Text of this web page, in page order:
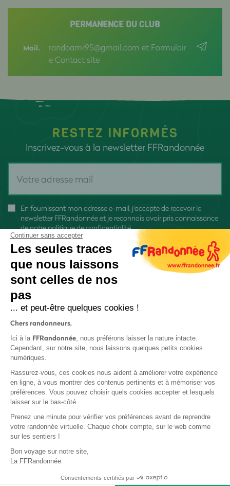
PERMANENCE DU CLUB
Mail.
randoamr95@gmail.com et Formulair
e Contact site
RESTEZ INFORMÉS
Inscrivez-vous à la newsletter FFRandonnée
En fournissant mon adresse e-mail, j'accepte de recevoir la
newsletter FFRandonnée et je reconnais avoir pris connaissance
denotre politique de confidentialité
Protection des données
Politique de confidentialité
Base documentaire
Continuer sans accepter
Les seules traces
que nous laissons
sont celles de nos
pas
... et peut-être quelques cookies !
Chers randonneurs,
Ici à la FFRandonnée, nous préférons laisser la nature intacte.
Cependant, sur notre site, nous laissons quelques petits cookies
numériques.
Rassurez-vous, ces cookies nous aident à améliorer votre expérience
en ligne, à vous montrer des contenus pertinents et à mémoriser vos
préférences. Vous pouvez choisir quels cookies accepter et lesquels
laisser sur le bas-côté.
Prenez une minute pour vérifier vos préférences avant de reprendre
votre randonnée virtuelle. Chaque choix compte, sur le web comme
sur les sentiers !
Bon voyage sur notre site,
La FFRandonnée
Consentements certifiés par